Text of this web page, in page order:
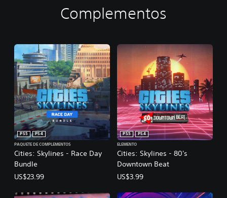
Complementos
Cities: Skylines - Race Day
Bundle
PS5
PS4
PAQUETE DE COMPLEMENTOS
US$23.99
Cities: Skylines - 80's
Downtown Beat
PS5
PS4
ELEMENTO
US$3.99